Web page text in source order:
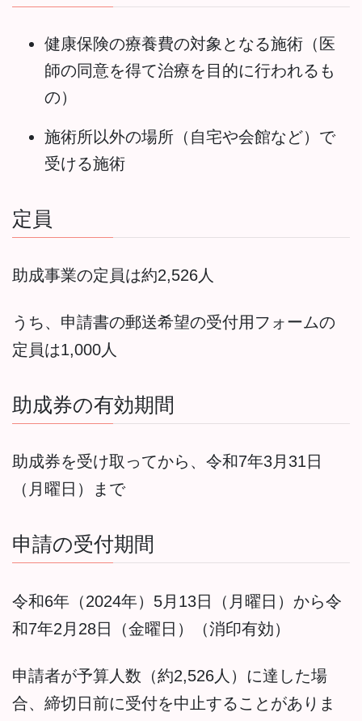
健康保険の療養費の対象となる施術（医
師の同意を得て治療を目的に行われるも
の）
施術所以外の場所（自宅や会館など）で
受ける施術
定員
助成事業の定員は約2,526人
うち、申請書の郵送希望の受付用フォームの
定員は1,000人
助成券の有効期間
助成券を受け取ってから、令和7年3月31日
（月曜日）まで
申請の受付期間
令和6年（2024年）5月13日（月曜日）から令
和7年2月28日（金曜日）（消印有効）
申請者が予算人数（約2,526人）に達した場
合、締切日前に受付を中止することがありま